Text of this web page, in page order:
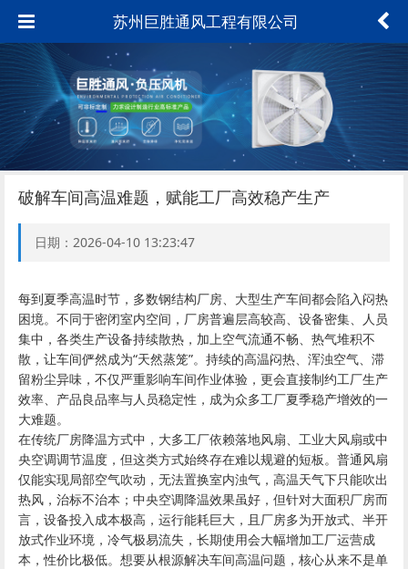
苏州巨胜通风工程有限公司
破解车间高温难题，赋能工厂高效稳产生产
日期：2026-04-10 13:23:47
每到夏季高温时节，多数钢结构厂房、大型生产车间都会陷入闷热
困境。不同于密闭室内空间，厂房普遍层高较高、设备密集、人员
集中，各类生产设备持续散热，加上空气流通不畅、热气堆积不
散，让车间俨然成为“天然蒸笼”。持续的高温闷热、浑浊空气、滞
留粉尘异味，不仅严重影响车间作业体验，更会直接制约工厂生产
效率、产品良品率与人员稳定性，成为众多工厂夏季稳产增效的一
大难题。
在传统厂房降温方式中，大多工厂依赖落地风扇、工业大风扇或中
央空调调节温度，但这类方式始终存在难以规避的短板。普通风扇
仅能实现局部空气吹动，无法置换室内浊气，高温天气下只能吹出
热风，治标不治本；中央空调降温效果虽好，但针对大面积厂房而
言，设备投入成本极高，运行能耗巨大，且厂房多为开放式、半开
放式作业环境，冷气极易流失，长期使用会大幅增加工厂运营成
本，性价比极低。想要从根源解决车间高温问题，核心从来不是单